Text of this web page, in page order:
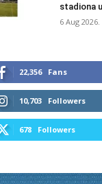
stadiona
6 Aug 2026.
22,356 Fans
10,703 Followers
678 Followers